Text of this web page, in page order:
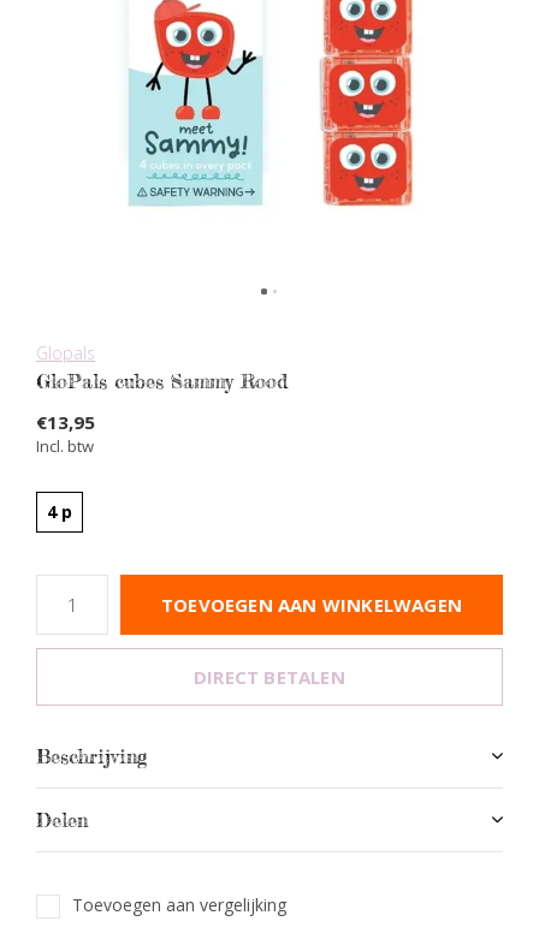
Glopals
GloPals cubes Sammy Rood
€13,95
Incl. btw
4 p
TOEVOEGEN AAN WINKELWAGEN
DIRECT BETALEN
Beschrijving
Delen
Toevoegen aan vergelijking